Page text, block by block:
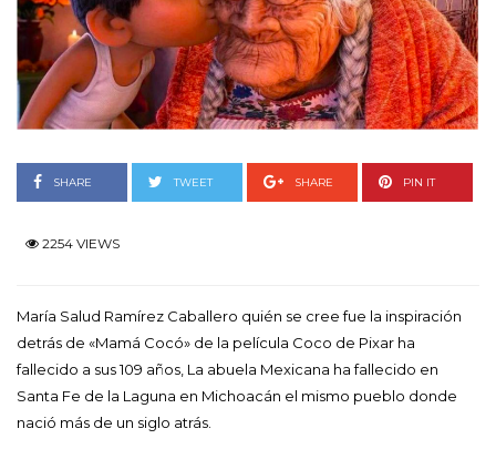
SHARE TWEET SHARE PIN IT
2254 VIEWS
María Salud Ramírez Caballero quién se cree fue la inspiración
detrás de «Mamá Cocó» de la película Coco de Pixar ha
fallecido a sus 109 años, La abuela Mexicana ha fallecido en
Santa Fe de la Laguna en Michoacán el mismo pueblo donde
nació más de un siglo atrás.